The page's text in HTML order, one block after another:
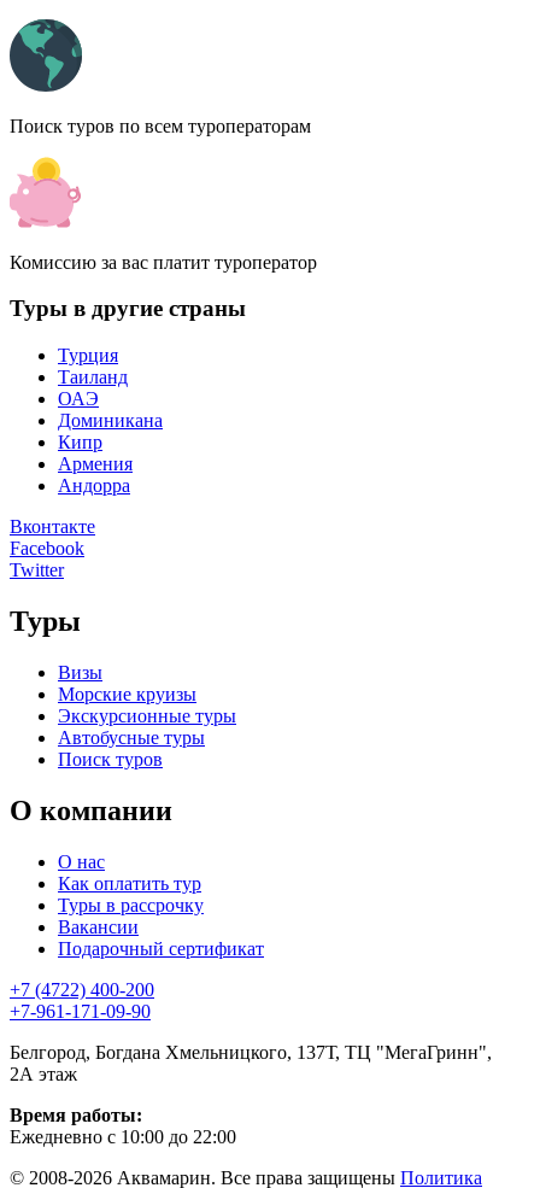
Поиск туров по всем туроператорам
Комиссию за вас платит туроператор
Туры в другие страны
Турция
Таиланд
ОАЭ
Доминикана
Кипр
Армения
Андорра
Вконтакте
Facebook
Twitter
Туры
Визы
Морские круизы
Экскурсионные туры
Автобусные туры
Поиск туров
О компании
О нас
Как оплатить тур
Туры в рассрочку
Вакансии
Подарочный сертификат
+7 (4722) 400-200
+7-961-171-09-90
Белгород, Богдана Хмельницкого, 137Т, ТЦ "МегаГринн",
2А этаж
Время работы:
Ежедневно с 10:00 до 22:00
© 2008-2026 Аквамарин. Все права защищены Политика